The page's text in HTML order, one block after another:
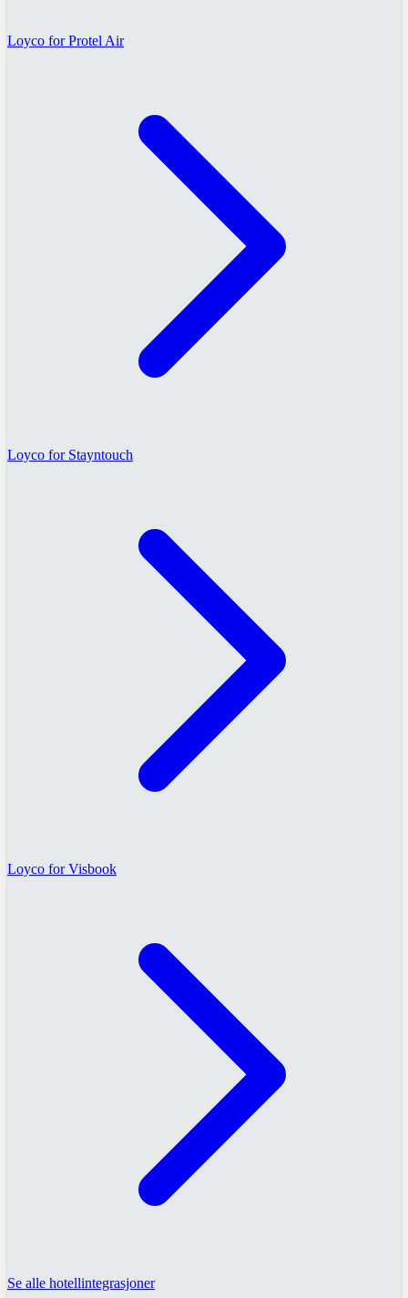
Loyco for Protel Air
Loyco for Stayntouch
Loyco for Visbook
Se alle hotellintegrasjoner